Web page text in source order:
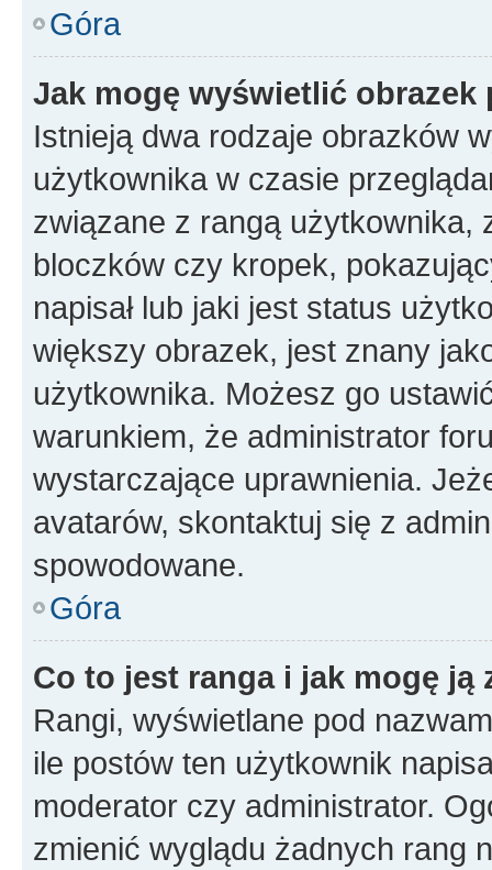
Góra
Jak mogę wyświetlić
Istnieją dwa rodzaje obrazków
użytkownika w czasie
związane z rangą użytkownika,
bloczków czy kropek,
napisał lub jaki jest status
większy obrazek, jest znany
użytkownika. Możesz go
warunkiem, że administrator
wystarczające uprawnienia.
avatarów, skontaktuj się z
spowodowane.
Góra
Co to jest ranga i jak mogę ją
Rangi, wyświetlane pod
ile postów ten użytkownik
moderator czy administrator.
zmienić wyglądu żadnych rang